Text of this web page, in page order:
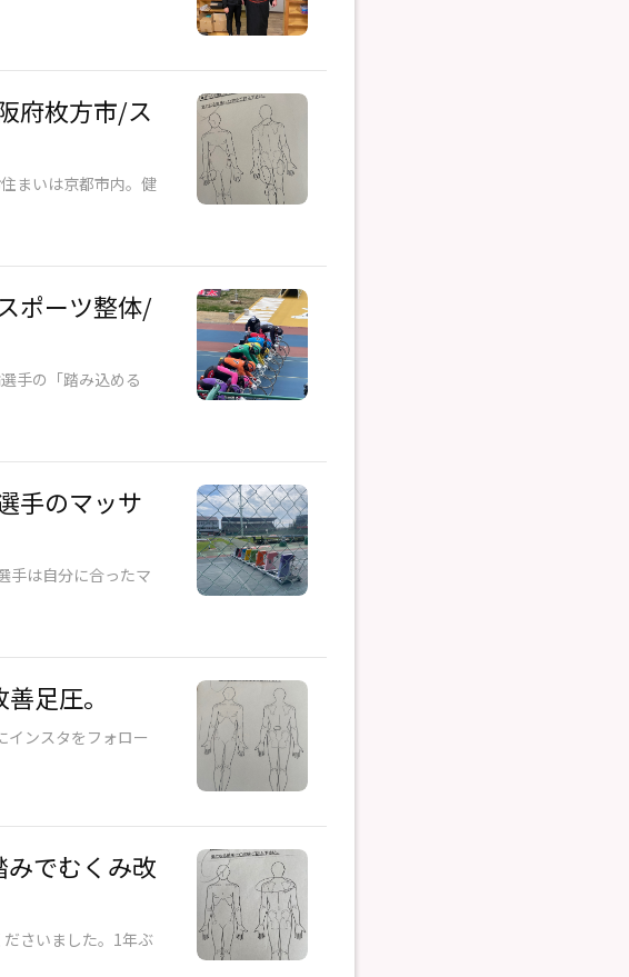
府枚方市/ス
まいは京都市内。健
ポーツ整体/
手の「踏み込める
手のマッサ
手は自分に合ったマ
足圧。
インスタをフォロー
みでむくみ改
さいました。1年ぶ